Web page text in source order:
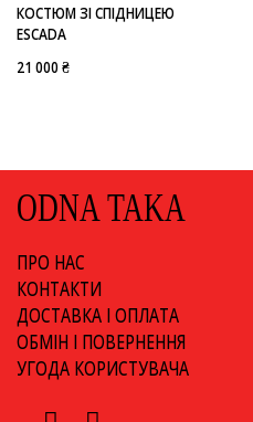
КОСТЮМ ЗІ СПІДНИЦЕЮ
ESCADA
21 000 ₴
ODNA TAKA
ПРО НАС
КОНТАКТИ
ДОСТАВКА І ОПЛАТА
ОБМІН І ПОВЕРНЕННЯ
УГОДА КОРИСТУВАЧА